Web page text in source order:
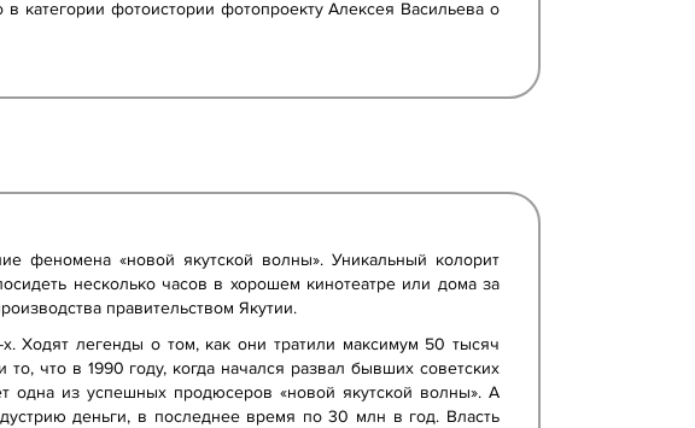
категории фотоистории фотопроекту Алексея Васильева о
феномена «новой якутской волны». Уникальный колорит
несколько часов в хорошем кинотеатре или дома за
правительством Якутии.
Ходят легенды о том, как они тратили максимум 50 тысяч
что в 1990 году, когда начался развал бывших советских
одна из успешных продюсеров «новой якутской волны». А
деньги, в последнее время по 30 млн в год. Власть